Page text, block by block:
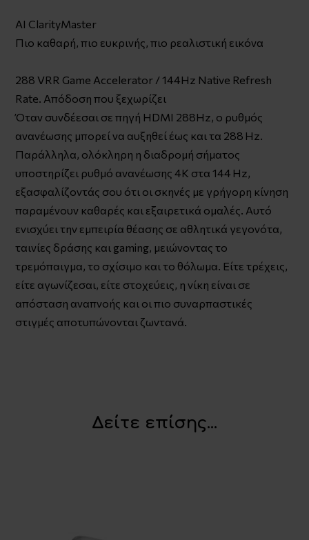
AI ClarityMaster
Πιο καθαρή, πιο ευκρινής, πιο ρεαλιστική εικόνα
288 VRR Game Accelerator / 144Hz Native Refresh
Rate. Απόδοση που ξεχωρίζει
Όταν συνδέεσαι σε πηγή HDMI 288Hz, ο ρυθμός
ανανέωσης μπορεί να αυξηθεί έως και τα 288 Hz.
Παράλληλα, ολόκληρη η διαδρομή σήματος
υποστηρίζει ρυθμό ανανέωσης 4K στα 144 Hz,
εξασφαλίζοντάς σου ότι οι σκηνές με γρήγορη κίνηση
παραμένουν καθαρές και εξαιρετικά ομαλές. Αυτό
ενισχύει την εμπειρία θέασης σε αθλητικά γεγονότα,
ταινίες δράσης και gaming, μειώνοντας το
τρεμόπαιγμα, το σχίσιμο και το θόλωμα. Είτε τρέχεις,
είτε αγωνίζεσαι, είτε στοχεύεις, η νίκη είναι σε
απόσταση αναπνοής και οι πιο συναρπαστικές
στιγμές αποτυπώνονται ζωντανά.
Δείτε επίσης...